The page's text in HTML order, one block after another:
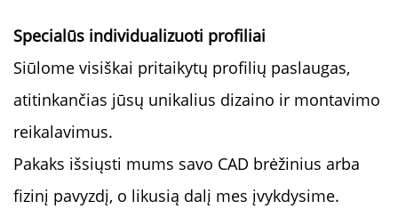
Specialūs individualizuoti profiliai
Siūlome visiškai pritaikytų profilių paslaugas,
atitinkančias jūsų unikalius dizaino ir montavimo
reikalavimus.
Pakaks išsiųsti mums savo CAD brėžinius arba
fizinį pavyzdį, o likusią dalį mes įvykdysime.